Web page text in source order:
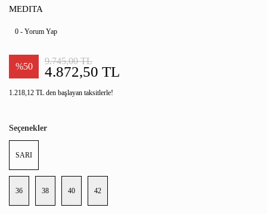
MEDITA
0 - Yorum Yap
%50 4.872,50 TL
9.745,00 TL
1.218,12 TL den başlayan taksitlerle!
Seçenekler
SARI
36 38 40 42